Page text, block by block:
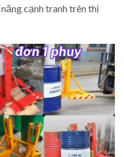
cạnh tranh trên thị